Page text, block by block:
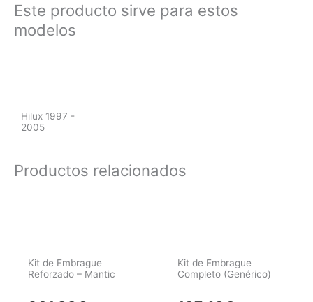
Este producto sirve para estos
modelos
Hilux 1997 -
2005
Productos relacionados
Kit de Embrague
Reforzado – Mantic
Kit de Embrague
Completo (Genérico)